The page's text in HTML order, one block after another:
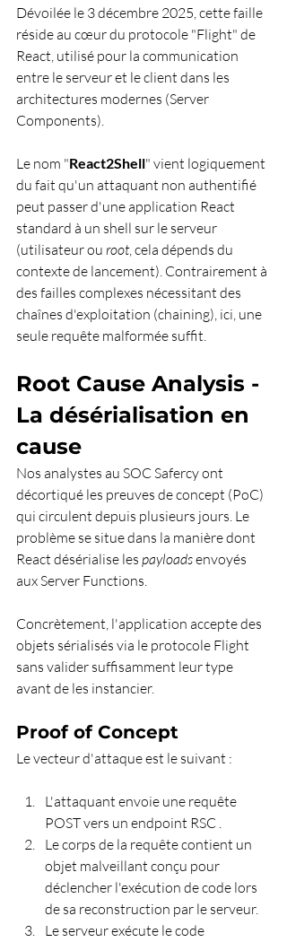
Dévoilée le 3 décembre 2025, cette faille
réside au cœur du protocole "Flight" de
React, utilisé pour la communication
entre le serveur et le client dans les
architectures modernes (Server
Components).
Le nom "React2Shell" vient logiquement
du fait qu'un attaquant non authentifié
peut passer d'une application React
standard à un shell sur le serveur
(utilisateur ou root, cela dépends du
contexte de lancement). Contrairement à
des failles complexes nécessitant des
chaînes d'exploitation (chaining), ici, une
seule requête malformée suffit.
Root Cause Analysis -
La désérialisation en
cause
Nos analystes au SOC Safercy ont
décortiqué les preuves de concept (PoC)
qui circulent depuis plusieurs jours. Le
problème se situe dans la manière dont
React désérialise les payloads envoyés
aux Server Functions.
Concrètement, l'application accepte des
objets sérialisés via le protocole Flight
sans valider suffisamment leur type
avant de les instancier.
Proof of Concept
Le vecteur d'attaque est le suivant :
L'attaquant envoie une requête
POST vers un endpoint RSC .
Le corps de la requête contient un
objet malveillant conçu pour
déclencher l'exécution de code lors
de sa reconstruction par le serveur.
Le serveur exécute le code